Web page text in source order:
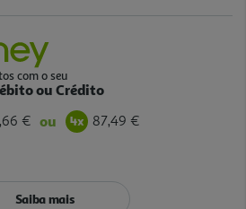
com o seu
ou Crédito
€ ou 87,49 €
Saiba mais